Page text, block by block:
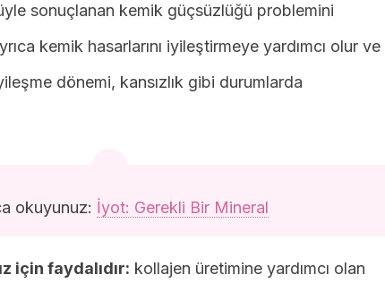
sonuçlanan kemik güçsüzlüğü problemini
kemik hasarlarını iyileştirmeye yardımcı olur ve
dönemi, kansızlık gibi durumlarda
okuyunuz: İyot: Gerekli Bir Mineral
için faydalıdır: kollajen üretimine yardımcı olan